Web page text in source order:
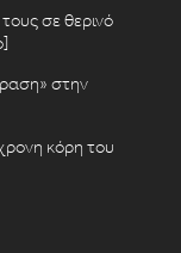
σε θερινό
στην
κόρη του